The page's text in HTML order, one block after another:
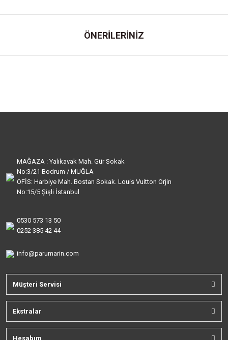
ÖNERİLERİNİZ
MAĞAZA : Yalıkavak Mah. Gür Sokak
No:3/21 Bodrum / MUĞLA
OFİS: Harbiye Mah. Bostan Sokak. Louis Vuitton Orjin
No:15/5 Şişli İstanbul
0530 573 13 50
0252 385 42 44
info@parumarin.com
Müşteri Servisi
Ekstralar
Hesabım